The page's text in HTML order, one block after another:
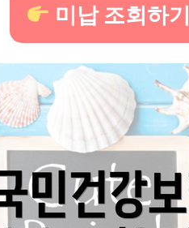
미납 조회하기